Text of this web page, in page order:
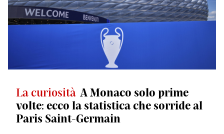
La curiosità A Monaco solo prime
volte: ecco la statistica che sorride al
Paris Saint-Germain